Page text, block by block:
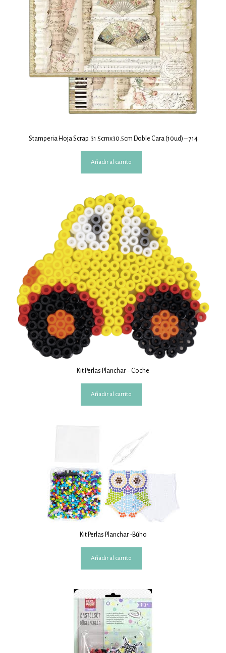
Stamperia Hoja Scrap. 31.5cmx30.5cm Doble Cara (10ud) – 714
Añadir al carrito
Kit Perlas Planchar – Coche
Añadir al carrito
Kit Perlas Planchar -Búho
Añadir al carrito